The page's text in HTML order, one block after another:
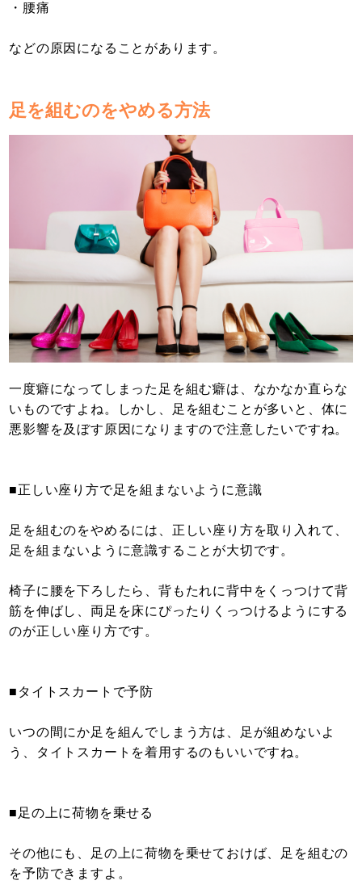
・腰痛
などの原因になることがあります。
足を組むのをやめる方法
一度癖になってしまった足を組む癖は、なかなか直らな
いものですよね。しかし、足を組むことが多いと、体に
悪影響を及ぼす原因になりますので注意したいですね。
■正しい座り方で足を組まないように意識
足を組むのをやめるには、正しい座り方を取り入れて、
足を組まないように意識することが大切です。
椅子に腰を下ろしたら、背もたれに背中をくっつけて背
筋を伸ばし、両足を床にぴったりくっつけるようにする
のが正しい座り方です。
■タイトスカートで予防
いつの間にか足を組んでしまう方は、足が組めないよ
う、タイトスカートを着用するのもいいですね。
■足の上に荷物を乗せる
その他にも、足の上に荷物を乗せておけば、足を組むの
を予防できますよ。